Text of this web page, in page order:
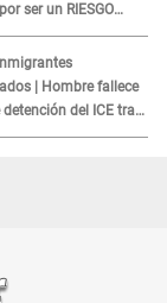
ser un RIESGO
consumidores: ¿Cuál
| Hombre fallece
del ICE tras
médica"